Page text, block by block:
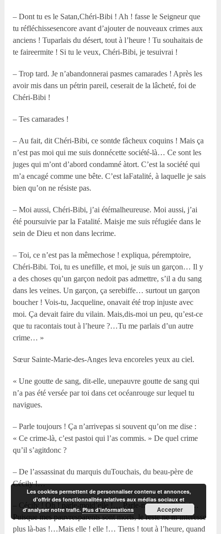
– Dont tu es le Satan,Chéri-Bibi ! Ah ! fasse le Seigneur que
tu réfléchissesencore avant d’ajouter de nouveaux crimes aux
anciens ! Tuparlais du désert, tout à l’heure ! Tu souhaitais de
te faireermite ! Si tu le veux, Chéri-Bibi, je tesuivrai !
– Trop tard. Je n’abandonnerai pasmes camarades ! Après les
avoir mis dans un pétrin pareil, ceserait de la lâcheté, foi de
Chéri-Bibi !
– Tes camarades !
– Au fait, dit Chéri-Bibi, ce sontde fâcheux coquins ! Mais ça
n’est pas moi qui me suis donnécette société-là… Ce sont les
juges qui m’ont d’abord condamné àtort. C’est la société qui
m’a encagé comme une bête. C’est laFatalité, à laquelle je sais
bien qu’on ne résiste pas.
– Moi aussi, Chéri-Bibi, j’ai étémalheureuse. Moi aussi, j’ai
été poursuivie par la Fatalité. Maisje me suis réfugiée dans le
sein de Dieu et non dans lecrime.
– Toi, ce n’est pas la mêmechose ! expliqua, péremptoire,
Chéri-Bibi. Toi, tu es unefille, et moi, je suis un garçon… Il y
a des choses qu’un garçon nedoit pas admettre, s’il a du sang
dans les veines. Un garçon, ça serebiffe… surtout un garçon
boucher ! Vois-tu, Jacqueline, onavait été trop injuste avec
moi. Ça devait faire du vilain. Mais,dis-moi un peu, qu’est-ce
que tu racontais tout à l’heure ?…Tu me parlais d’un autre
crime… »
Sœur Sainte-Marie-des-Anges leva encoreles yeux au ciel.
« Une goutte de sang, dit-elle, unepauvre goutte de sang qui
n’a pas été versée par toi dans cet océanrouge sur lequel tu
navigues.
– Parle toujours ! Ça n’arrivepas si souvent qu’on me dise :
« Ce crime-là, c’est pastoi qui l’as commis. » De quel crime
qu’il s’agitdonc ?
– De l’assassinat du marquis duTouchais, du beau-père de
Cécily !…
– Cécily ! Oh ! parle-moid’elle !… Parle-moi de celle-là !…
Puisque mes pauvresparents sont morts, le reste ne m’intéresse
plus là-bas !…Mais elle ! elle !… Tiens ! tout à l’heure, quand
Les cookies permettent de personnaliser contenu et annonces,
d'offrir des fonctionnalités relatives aux médias sociaux et
d'analyser notre trafic.Plus d’informations Accepter